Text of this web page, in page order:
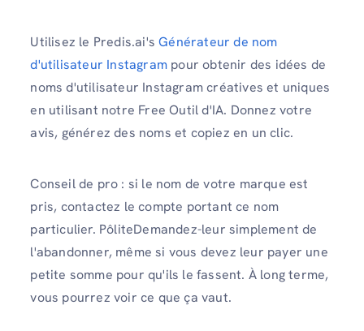
Utilisez le Predis.ai'sGénérateur de nom
d'utilisateur Instagram pour obtenir des idées de
noms d'utilisateur Instagram créatives et uniques
en utilisant notre Free Outil d'IA. Donnez votre
avis, générez des noms et copiez en un clic.
Conseil de pro : si le nom de votre marque est
pris, contactez le compte portant ce nom
particulier. PôliteDemandez-leur simplement de
l'abandonner, même si vous devez leur payer une
petite somme pour qu'ils le fassent. À long terme,
vous pourrez voir ce que ça vaut.